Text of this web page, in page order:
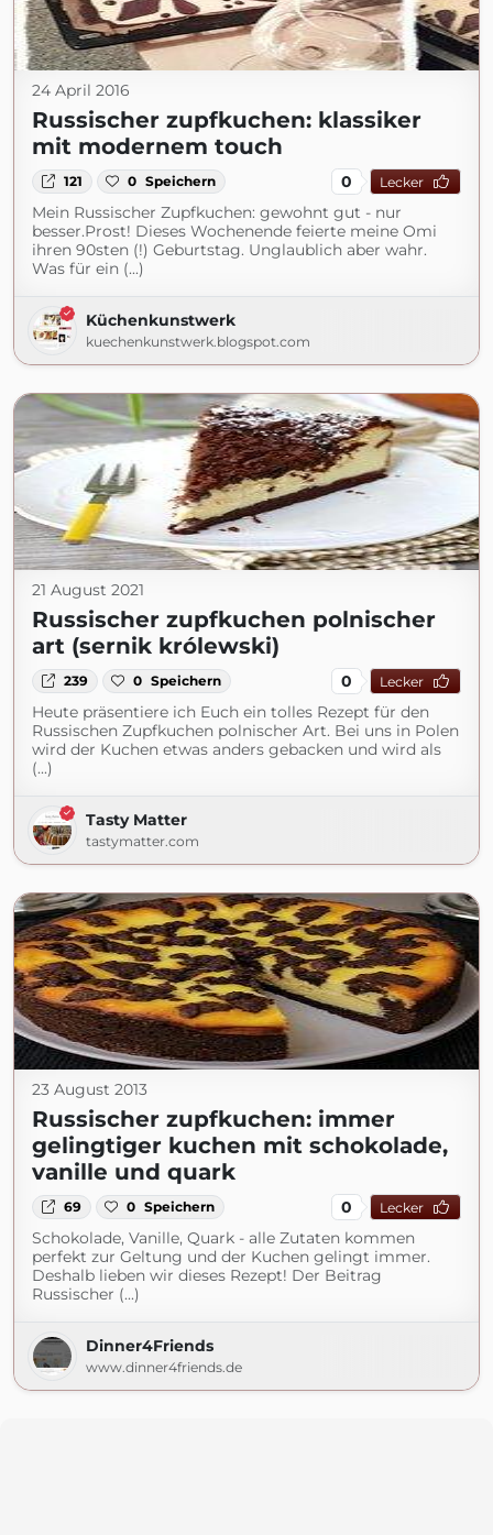
24 April 2016
Russischer zupfkuchen: klassiker
mit modernem touch
121 0 Speichern 0 Lecker
Mein Russischer Zupfkuchen: gewohnt gut - nur
besser.Prost! Dieses Wochenende feierte meine Omi
ihren 90sten (!) Geburtstag. Unglaublich aber wahr.
Was für ein (...)
Küchenkunstwerk
kuechenkunstwerk.blogspot.com
21 August 2021
Russischer zupfkuchen polnischer
art (sernik królewski)
239 0 Speichern 0 Lecker
Heute präsentiere ich Euch ein tolles Rezept für den
Russischen Zupfkuchen polnischer Art. Bei uns in Polen
wird der Kuchen etwas anders gebacken und wird als
(...)
Tasty Matter
tastymatter.com
23 August 2013
Russischer zupfkuchen: immer
gelingtiger kuchen mit schokolade,
vanille und quark
69 0 Speichern 0 Lecker
Schokolade, Vanille, Quark - alle Zutaten kommen
perfekt zur Geltung und der Kuchen gelingt immer.
Deshalb lieben wir dieses Rezept! Der Beitrag
Russischer (...)
Dinner4Friends
www.dinner4friends.de